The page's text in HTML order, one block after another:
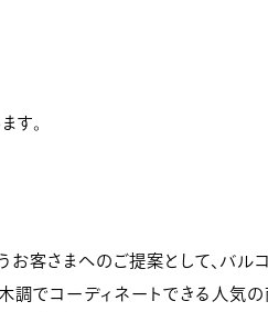
す。
お客さまへのご提案として、バ
調でコーディネートできる人気の